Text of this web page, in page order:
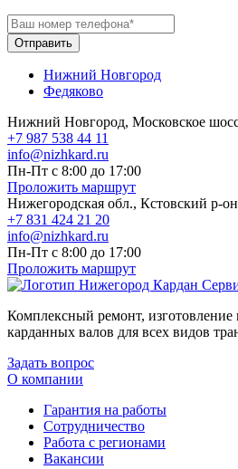
Отправить
Нижний Новгород
Федяково
Нижний Новгород, Московское
+7 987 538 44 11
info@nizhkard.ru
Пн-Пт с 8:00 до 17:00
Проложить маршрут
Нижегородская обл., Кстовский р-
+7 831 424 21 20
info@nizhkard.ru
Пн-Пт с 8:00 до 17:00
Проложить маршрут
Комплексный ремонт, изготовление
карданных валов для всех видов
Задать вопрос
О компании
Гарантия на работы
Сотрудничество
Работа с регионами
Вакансии